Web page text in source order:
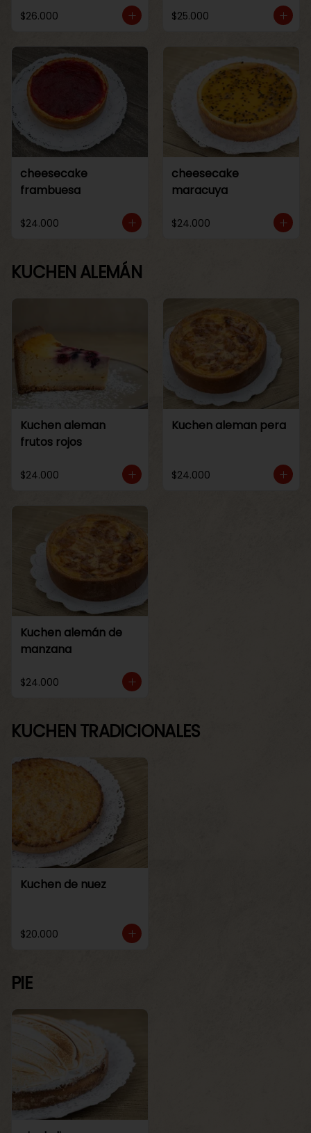
$26.000 $25.000
cheesecake
frambuesa
$24.000
cheesecake
maracuya
$24.000
KUCHEN ALEMÁN
Kuchen aleman
frutos rojos
$24.000
Kuchen aleman pera
$24.000
Kuchen alemán de
manzana
$24.000
KUCHEN TRADICIONALES
Kuchen de nuez
$20.000
PIE